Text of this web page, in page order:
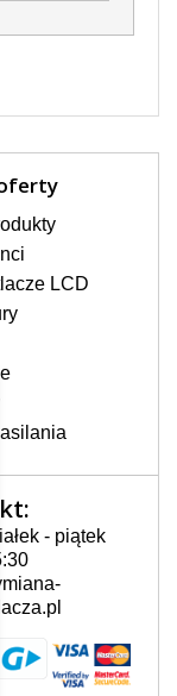
więcej
5200MAH LI-I...
LCD
- piątek